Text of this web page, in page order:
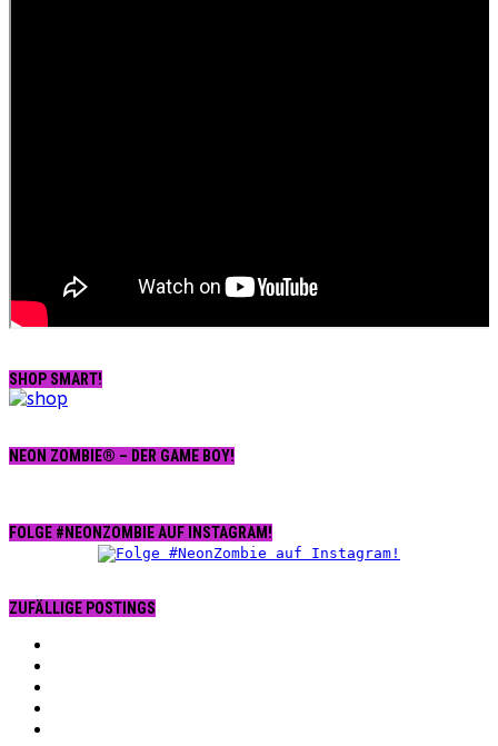
SHOP SMART!
NEON ZOMBIE® – DER GAME BOY!
FOLGE #NEONZOMBIE AUF INSTAGRAM!
ZUFÄLLIGE POSTINGS